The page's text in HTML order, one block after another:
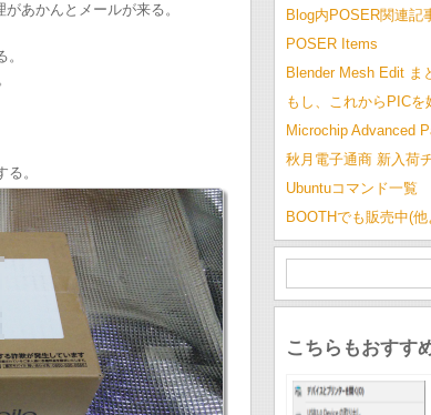
あかんとメールが来る。
。
Blog内POSER関連記
POSER Items
Blender Mesh Edit ま
もし、これからPICを
Microchip Advanced
秋月電子通商 新入荷
Ubuntuコマンド一覧
BOOTHでも販売中(
こちらもおすす